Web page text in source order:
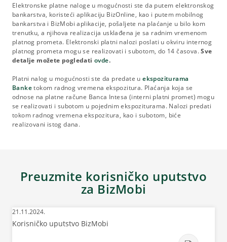
Elektronske platne naloge u mogućnosti ste da putem elektronskog
bankarstva, koristeći aplikaciju BizOnline, kao i putem mobilnog
bankarstva i BizMobi aplikacije, pošaljete na plaćanje u bilo kom
trenutku, a njihova realizacija usklađena je sa radnim vremenom
platnog prometa. Elektronski platni nalozi poslati u okviru internog
platnog prometa mogu se realizovati i subotom, do 14 časova.Sve
detalje možete pogledati ovde.
Platni nalog u mogućnosti ste da predate uekspoziturama
Banketokom radnog vremena ekspozitura. Plaćanja koja se
odnose na platne račune Banca Intesa (interni platni promet) mogu
se realizovati i subotom u pojednim ekspoziturama. Nalozi predati
tokom radnog vremena ekspozitura, kao i subotom, biće
realizovani istog dana.
Preuzmite korisničko uputstvo
za BizMobi
21.11.2024.
Korisničko uputstvo BizMobi